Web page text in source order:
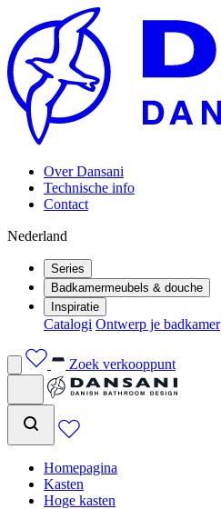
Over Dansani
Technische info
Contact
Nederland
Series
Badkamermeubels & douche
Inspiratie
Catalogi Ontwerp je badkamer
Zoek verkooppunt
Homepagina
Kasten
Hoge kasten